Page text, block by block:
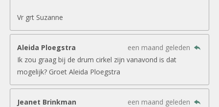
Vr grt Suzanne
Aleida Ploegstra
een maand geleden
Ik zou graag bij de drum cirkel zijn vanavond is dat
mogelijk? Groet Aleida Ploegstra
Jeanet Brinkman
een maand geleden